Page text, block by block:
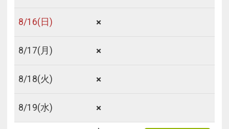
8/16(日) ×
8/17(月) ×
8/18(火) ×
8/19(水) ×